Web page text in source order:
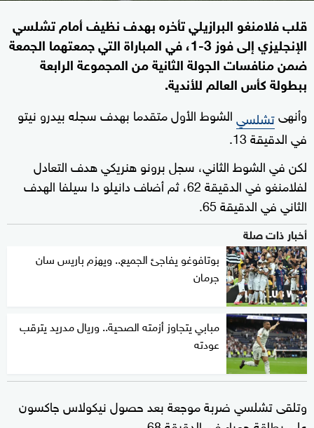
قلب فلامنغو البرازيلي تأخره بهدف نظيف أمام تشلسي
الإنجليزي إلى فوز 3-1، في المباراة التي جمعتهما الجمعة
ضمن منافسات الجولة الثانية من المجموعة الرابعة
ببطولة كأس العالم للأندية.
وأنهىتشلسيالشوط الأول متقدما بهدف سجله بيدرو نيتو
في الدقيقة 13.
لكن في الشوط الثاني، سجل برونو هنريكي هدف التعادل
لفلامنغو في الدقيقة 62، ثم أضاف دانيلو دا سيلفا الهدف
الثاني في الدقيقة 65.
أخبار ذات صلة
بوتافوغو يفاجئ الجميع.. ويهزم باريس سان
جرمان
مبابي يتجاوز أزمته الصحية.. وريال مدريد يترقب
عودته
وتلقى تشلسي ضربة موجعة بعد حصول نيكولاس جاكسون